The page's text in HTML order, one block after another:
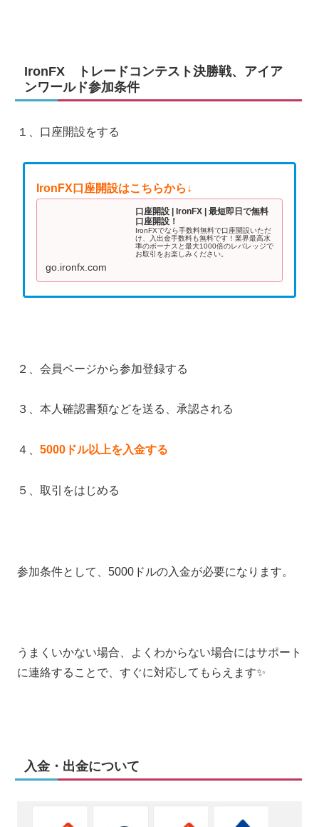
IronFX トレードコンテスト決勝戦、アイア
ンワールド参加条件
１、口座開設をする
IronFX口座開設はこちらから↓
口座開設 | IronFX | 最短即日で無料
口座開設！
IronFXでなら手数料無料で口座開設いただ
け、入出金手数料も無料です！業界最高水
準のボーナスと最大1000倍のレバレッジで
お取引をお楽しみください。
go.ironfx.com
２、会員ページから参加登録する
３、本人確認書類などを送る、承認される
４、 5000ドル以上を入金する
５、取引をはじめる
参加条件として、5000ドルの入金が必要になります。
うまくいかない場合、よくわからない場合にはサポート
に連絡することで、すぐに対応してもらえます✨
入金・出金について